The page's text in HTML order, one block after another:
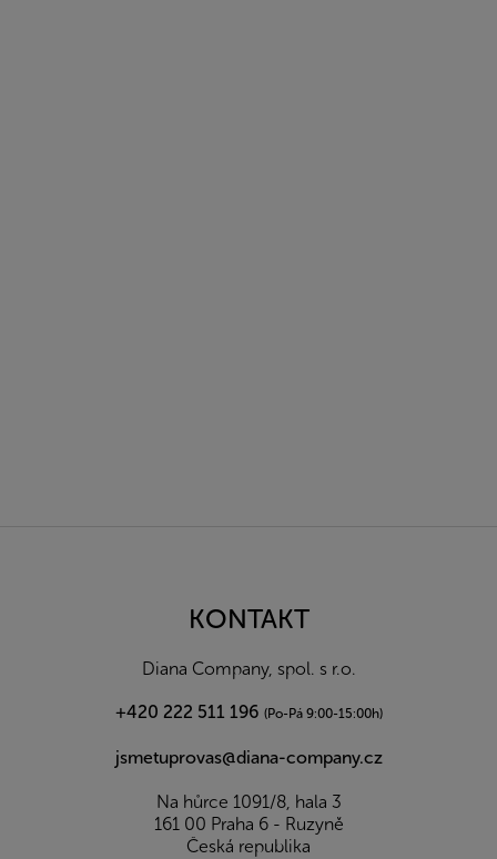
KONTAKT
Diana Company, spol. s r.o.
+420 222 511 196 (Po-Pá 9:00-15:00h)
jsmetuprovas@diana-company.cz
Na hůrce 1091/8, hala 3
161 00 Praha 6 - Ruzyně
Česká republika